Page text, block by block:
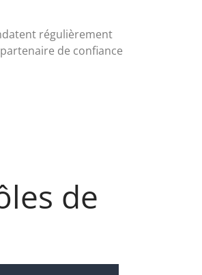
régulièrement
de confiance
de